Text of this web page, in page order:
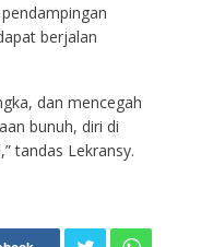
berjalan
dan mencegah
bunuh, diri di
tandas Lekransy.